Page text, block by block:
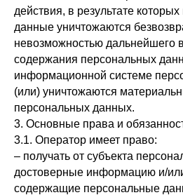
действия, в результате
данные уничтожаются
невозможностью дальнейшего
содержания персональных
информационной системе
(или) уничтожаются
персональных данных.
3. Основные права и
3.1. Оператор имеет право:
– получать от субъекта
достоверные информацию и/
содержащие персональные